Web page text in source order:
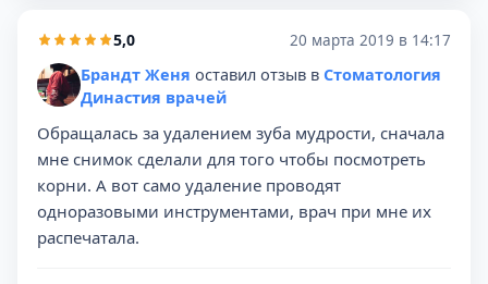
5,0 20 марта 2019 в 14:17
Брандт Женя оставил отзыв в Стоматология
Династия врачей
Обращалась за удалением зуба мудрости, сначала
мне снимок сделали для того чтобы посмотреть
корни. А вот само удаление проводят
одноразовыми инструментами, врач при мне их
распечатала.